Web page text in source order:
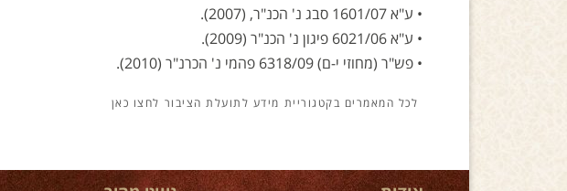
• ע"א 1601/07 סבג נ' הכנ"ר, (2007).
• ע"א 6021/06 פיגון נ' הכנ"ר (2009).
• פש"ר (מחוזי י-ם) 6318/09 פהמי נ' הכרנ"ר (2010).
מידע לתועלת הציבור